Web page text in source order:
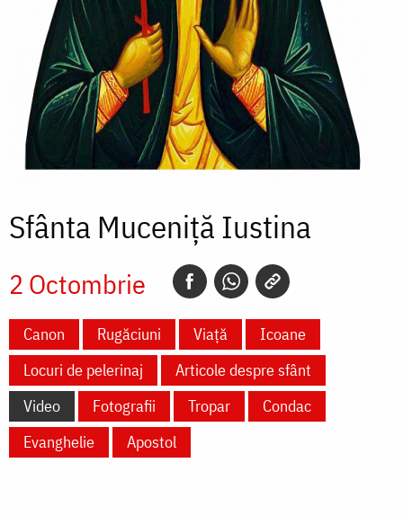
Sfânta Muceniță Iustina
2 Octombrie
Canon Rugăciuni Viață
Icoane
Locuri de pelerinaj
Articole despre sfânt
Video
Fotografii Tropar
Condac
Evanghelie
Apostol